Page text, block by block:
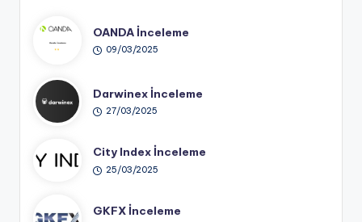
OANDA İnceleme
09/03/2025
Darwinex İnceleme
27/03/2025
City Index İnceleme
25/03/2025
GKFX İnceleme